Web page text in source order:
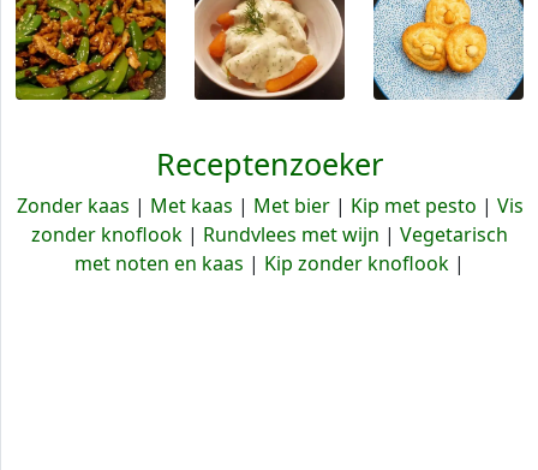
Receptenzoeker
Zonder kaas | Met kaas | Met bier | Kip met pesto | Vis
zonder knoflook | Rundvlees met wijn | Vegetarisch
met noten en kaas | Kip zonder knoflook |